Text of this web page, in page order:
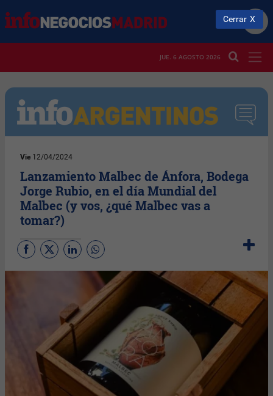
JUE. 6 AGOSTO 2026
Vie 12/04/2024
Lanzamiento Malbec de Ánfora, Bodega
Jorge Rubio, en el día Mundial del
Malbec (y vos, ¿qué Malbec vas a
tomar?)
Cerrar